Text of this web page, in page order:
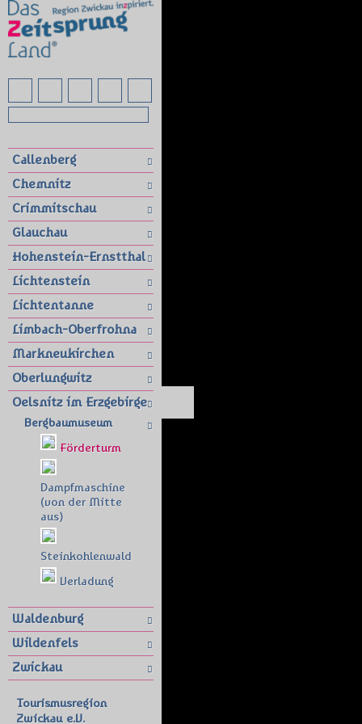
Callenberg
Chemnitz
Crimmitschau
Glauchau
Hohenstein-Ernstthal
Lichtenstein
Lichtentanne
Limbach-Oberfrohna
Markneukirchen
Oberlungwitz
Oelsnitz im Erzgebirge
Bergbaumuseum
Förderturm
Dampfmaschine
(von der Mitte
aus)
Steinkohlenwald
Verladung
Waldenburg
Wildenfels
Zwickau
Tourismusregion
Zwickau e.V.